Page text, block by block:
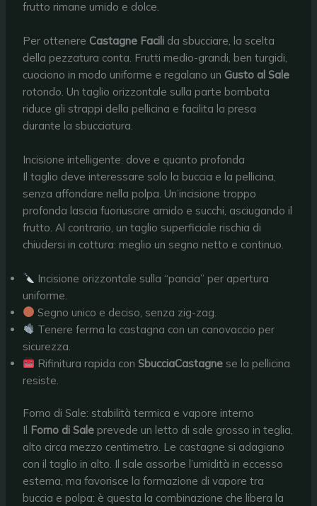
frutto rimane umido e dolce.
Per ottenere Castagne Facili da sbucciare, la scelta
della pezzatura conta. Frutti medio-grandi, ben turgidi,
cuociono in modo uniforme e regalano un Gusto al Sale
rotondo. Un taglio orizzontale sulla parte bombata
riduce gli strappi della pellicina e facilita la presa
durante la sbucciatura.
Incisione intelligente: dove e quanto profonda
Il taglio deve interessare solo la buccia e la pellicina,
senza affondare nella polpa. Un’incisione troppo
profonda lascia fuoriuscire amido e succhi, asciugando il
frutto. Al contrario, un taglio superficiale rischia di
chiudersi in cottura: meglio un segno netto e continuo.
Incisione orizzontale sulla “pancia” per apertura
uniforme.
Segno unico e deciso, senza zig-zag.
Tenere ferma la castagna con un canovaccio per
sicurezza.
Rifinitura rapida conSbucciaCastagne se la pellicina
resiste.
Forno di Sale: stabilità termica e vapore interno
Il Forno di Sale prevede un letto di sale grosso in teglia,
alto circa mezzo centimetro. Le castagne si adagiano
con il taglio in alto. Il sale assorbe l’umidità in eccesso
esterna, ma favorisce la formazione di vapore tra
buccia e polpa: è questa la combinazione che libera la